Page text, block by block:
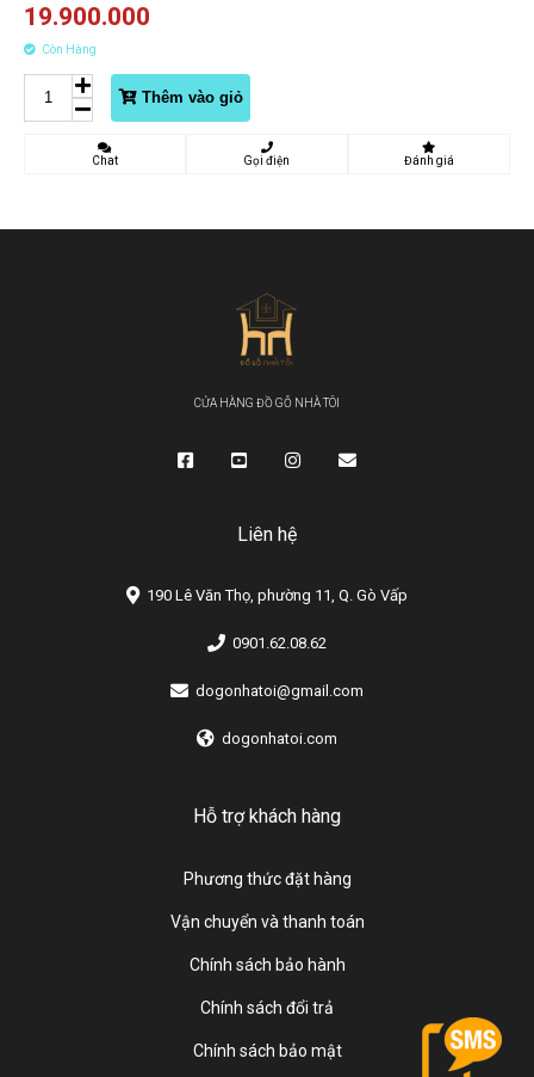
19.900.000
Còn Hàng
Thêm vào giỏ
Chat Gọi điện Đánh giá
CỬA HÀNG ĐỒ GỖ NHÀ TÔI
Liên hệ
190 Lê Văn Thọ, phường 11, Q. Gò Vấp
0901.62.08.62
dogonhatoi@gmail.com
dogonhatoi.com
Hỗ trợ khách hàng
Phương thức đặt hàng
Vận chuyển và thanh toán
Chính sách bảo hành
Chính sách đổi trả
Chính sách bảo mật